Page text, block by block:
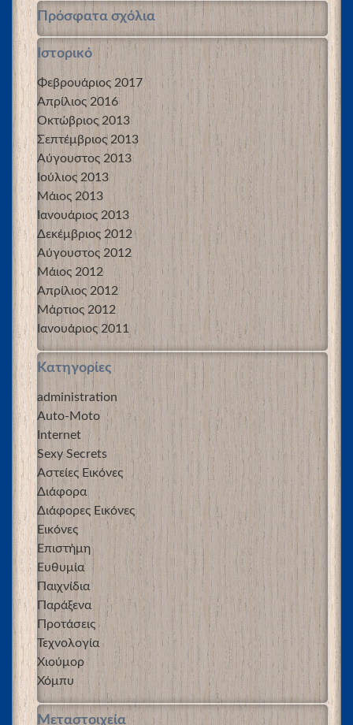
Πρόσφατα σχόλια
Ιστορικό
Φεβρουάριος 2017
Απρίλιος 2016
Οκτώβριος 2013
Σεπτέμβριος 2013
Αύγουστος 2013
Ιούλιος 2013
Μάιος 2013
Ιανουάριος 2013
Δεκέμβριος 2012
Αύγουστος 2012
Μάιος 2012
Απρίλιος 2012
Μάρτιος 2012
Ιανουάριος 2011
Kατηγορίες
administration
Auto-Moto
Internet
Sexy Secrets
Αστείες Εικόνες
Διάφορα
Διάφορες Εικόνες
Εικόνες
Επιστήμη
Ευθυμία
Παιχνίδια
Παράξενα
Προτάσεις
Τεχνολογία
Χιούμορ
Χόμπυ
Μεταστοιχεία